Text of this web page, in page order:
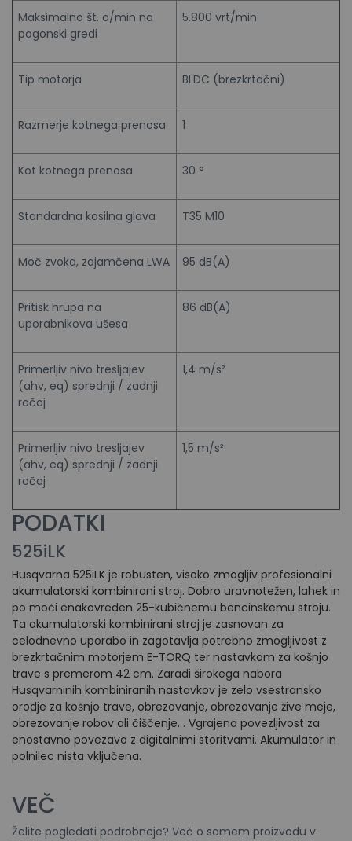
Maksimalno št. o/min na
pogonski gredi
5.800 vrt/min
Tip motorja BLDC (brezkrtačni)
Razmerje kotnega prenosa 1
Kot kotnega prenosa 30 °
Standardna kosilna glava T35 M10
Moč zvoka, zajamčena LWA 95 dB(A)
Pritisk hrupa na
uporabnikova ušesa
86 dB(A)
Primerljiv nivo tresljajev
(ahv, eq) sprednji / zadnji
ročaj
1,4 m/s²
Primerljiv nivo tresljajev
(ahv, eq) sprednji / zadnji
ročaj
1,5 m/s²
PODATKI
525iLK
Husqvarna 525iLK je robusten, visoko zmogljiv profesionalni
akumulatorski kombinirani stroj. Dobro uravnotežen, lahek in
po moči enakovreden 25-kubičnemu bencinskemu stroju.
Ta akumulatorski kombinirani stroj je zasnovan za
celodnevno uporabo in zagotavlja potrebno zmogljivost z
brezkrtačnim motorjem E-TORQ ter nastavkom za košnjo
trave s premerom 42 cm. Zaradi širokega nabora
Husqvarninih kombiniranih nastavkov je zelo vsestransko
orodje za košnjo trave, obrezovanje, obrezovanje žive meje,
obrezovanje robov ali čiščenje. . Vgrajena povezljivost za
enostavno povezavo z digitalnimi storitvami. Akumulator in
polnilec nista vključena.
VEČ
Želite pogledati podrobneje? Več o samem proizvodu v